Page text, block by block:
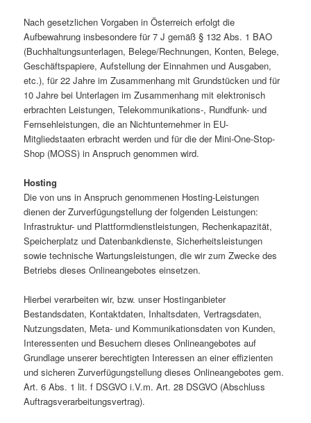
Nach gesetzlichen Vorgaben in Österreich erfolgt die
Aufbewahrung insbesondere für 7 J gemäß § 132 Abs. 1 BAO
(Buchhaltungsunterlagen, Belege/Rechnungen, Konten, Belege,
Geschäftspapiere, Aufstellung der Einnahmen und Ausgaben,
etc.), für 22 Jahre im Zusammenhang mit Grundstücken und für
10 Jahre bei Unterlagen im Zusammenhang mit elektronisch
erbrachten Leistungen, Telekommunikations-, Rundfunk- und
Fernsehleistungen, die an Nichtunternehmer in EU-
Mitgliedstaaten erbracht werden und für die der Mini-One-Stop-
Shop (MOSS) in Anspruch genommen wird.
Hosting
Die von uns in Anspruch genommenen Hosting-Leistungen
dienen der Zurverfügungstellung der folgenden Leistungen:
Infrastruktur- und Plattformdienstleistungen, Rechenkapazität,
Speicherplatz und Datenbankdienste, Sicherheitsleistungen
sowie technische Wartungsleistungen, die wir zum Zwecke des
Betriebs dieses Onlineangebotes einsetzen.
Hierbei verarbeiten wir, bzw. unser Hostinganbieter
Bestandsdaten, Kontaktdaten, Inhaltsdaten, Vertragsdaten,
Nutzungsdaten, Meta- und Kommunikationsdaten von Kunden,
Interessenten und Besuchern dieses Onlineangebotes auf
Grundlage unserer berechtigten Interessen an einer effizienten
und sicheren Zurverfügungstellung dieses Onlineangebotes gem.
Art. 6 Abs. 1 lit. f DSGVO i.V.m. Art. 28 DSGVO (Abschluss
Auftragsverarbeitungsvertrag).